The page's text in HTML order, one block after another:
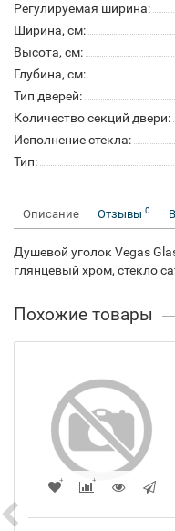
Регулируемая ширина:
Ширина, см:
Высота, см:
Глубина, см:
Тип дверей:
Количество секций двери:
Исполнение стекла:
Тип:
Описание Отзывы 0
Душевой уголок Vegas
глянцевый хром, стекло
Похожие товары